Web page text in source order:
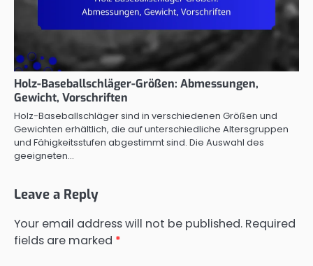
Holz-Baseballschläger-Größen: Abmessungen,
Gewicht, Vorschriften
Holz-Baseballschläger sind in verschiedenen Größen und
Gewichten erhältlich, die auf unterschiedliche Altersgruppen
und Fähigkeitsstufen abgestimmt sind. Die Auswahl des
geeigneten…
Leave a Reply
Your email address will not be published. Required
fields are marked *